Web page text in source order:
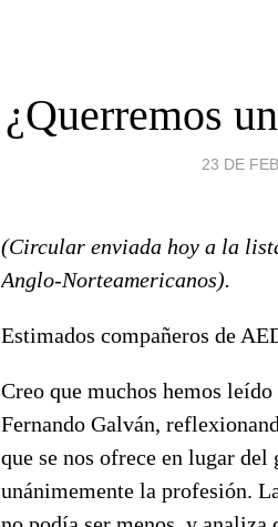
¿Querremos
23 DE
(Circular enviada hoy a la
Anglo-Norteamericanos).
Estimados compañeros de
Creo que muchos hemos
Fernando Galván,
que se nos ofrece en lugar del
unánimemente la profesión.